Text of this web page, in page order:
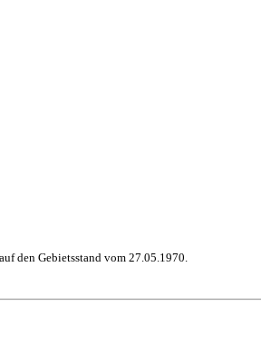
den Gebietsstand vom 27.05.1970.